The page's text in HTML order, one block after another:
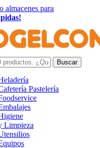
almacenes para
Pastelería
Limpieza